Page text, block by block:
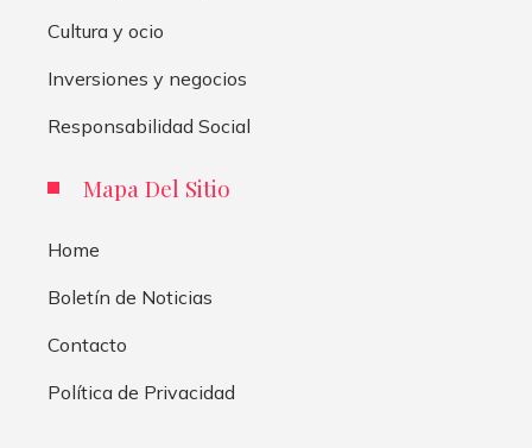
Cultura y ocio
Inversiones y negocios
Responsabilidad Social
Mapa Del Sitio
Home
Boletín de Noticias
Contacto
Política de Privacidad